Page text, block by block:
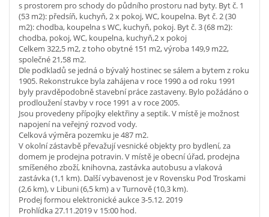
s prostorem pro schody do půdního prostoru nad byty. Byt č. 1
(53 m2): předsíň, kuchyň, 2 x pokoj, WC, koupelna. Byt č. 2 (30
m2): chodba, koupelna s WC, kuchyň, pokoj. Byt č. 3 (68 m2):
chodba, pokoj, WC, koupelna, kuchyň,2 x pokoj
Celkem 322,5 m2, z toho obytné 151 m2, výroba 149,9 m22,
společné 21,58 m2.
Dle podkladů se jedná o bývalý hostinec se sálem a bytem z roku
1905. Rekonstrukce byla zahájena v roce 1990 a od roku 1991
byly pravděpodobně stavební práce zastaveny. Bylo požádáno o
prodloužení stavby v roce 1991 a v roce 2005.
Jsou provedeny přípojky elektřiny a septik. V místě je možnost
napojení na veřejný rozvod vody.
Celková výměra pozemku je 487 m2.
V okolní zástavbě převažují vesnické objekty pro bydlení, za
domem je prodejna potravin. V místě je obecní úřad, prodejna
smíšeného zboží, knihovna, zastávka autobusu a vlaková
zastávka (1,1 km). Další vybavenost je v Rovensku Pod Troskami
(2,6 km), v Libuni (6,5 km) a v Turnově (10,3 km).
Prodej formou elektronické aukce 3-5.12. 2019
Prohlídka 27.11.2019 v 15:00 hod.